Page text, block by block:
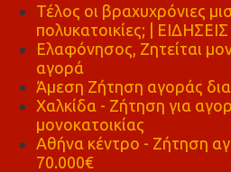
Τέλος οι βραχυχρόνιες
πολυκατοικίες; |
Ελαφόνησος, Ζητείται
αγορά
Άμεση Ζήτηση αγοράς
Χαλκίδα - Ζήτηση για
μονοκατοικίας
Αθήνα κέντρο - Ζήτηση
70.000€